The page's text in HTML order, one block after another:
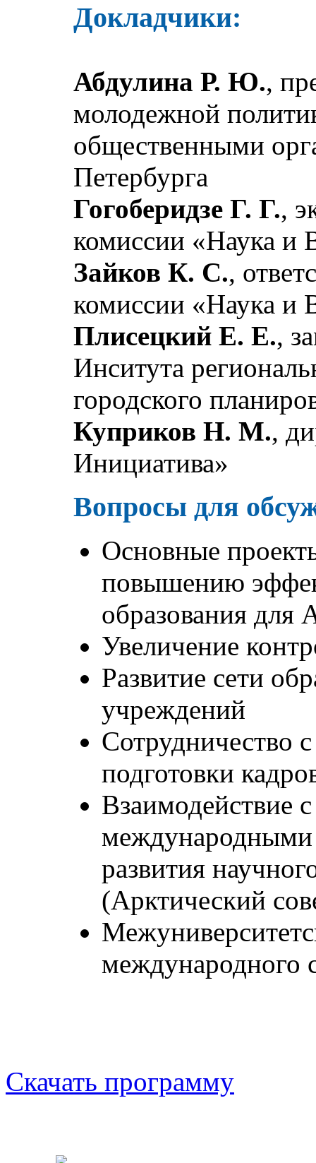
Докладчики:
Абдулина Р. Ю.,
молодежной
общественными
Петербурга
Гогоберидзе Г. Г.,
комиссии «Наука
Зайков К. С.,
комиссии «Наука
Плисецкий Е. Е.,
Инситута
городского
Куприков Н. М.,
Инициатива»
Вопросы для
Основные
повышению
образования для
Увеличение
Развитие сети
учреждений
Сотрудничество
подготовки
Взаимодействие
международными
развития
(Арктический
международного
Скачать программу